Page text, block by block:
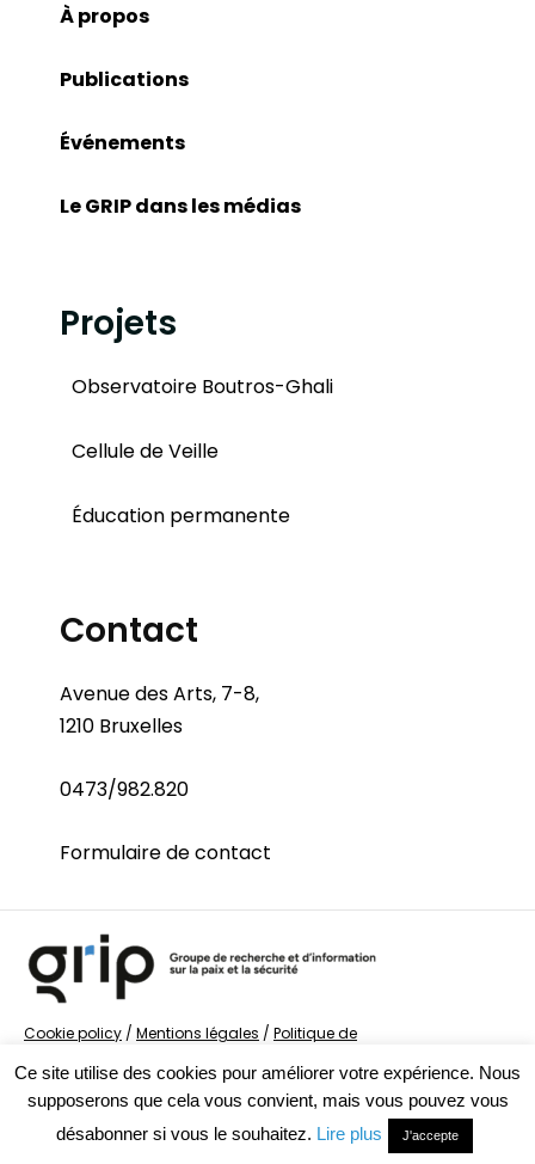
À propos
Publications
Événements
Le GRIP dans les médias
Projets
Observatoire Boutros-Ghali
Cellule de Veille
Éducation permanente
Contact
Avenue des Arts, 7-8,
1210 Bruxelles
0473/982.820
Formulaire de contact
Cookie policy / Mentions légales / Politique de
la Sécurité
Ce site utilise des cookies pour améliorer votre expérience. Nous
supposerons que cela vous convient, mais vous pouvez vous
désabonner si vous le souhaitez. Lire plus J'accepte